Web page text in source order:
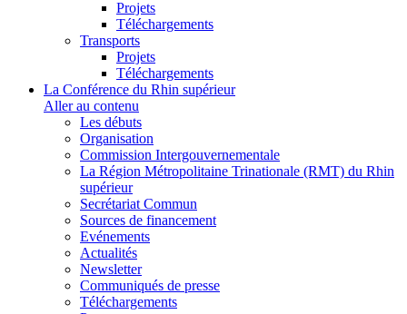
Projets
Téléchargements
Transports
Projets
Téléchargements
La Conférence du Rhin supérieur
Aller au contenu
Les débuts
Organisation
Commission Intergouvernementale
La Région Métropolitaine Trinationale (RMT) du Rhin
supérieur
Secrétariat Commun
Sources de financement
Evénements
Actualités
Newsletter
Communiqués de presse
Téléchargements